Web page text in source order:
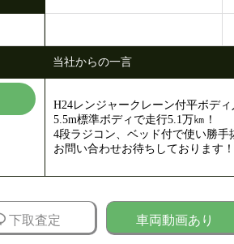
当社からの一言
H24レンジャークレーン付平ボディ
5.5m標準ボディで走行5.1万㎞！
4段ラジコン、ベッド付で使い勝手
お問い合わせお待ちしております！
下取査定 車両動画あり